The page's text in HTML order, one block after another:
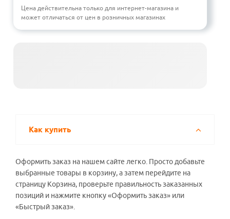
Цена действительна только для интернет-магазина и
может отличаться от цен в розничных магазинах
Как купить
Оформить заказ на нашем сайте легко. Просто добавьте
выбранные товары в корзину, а затем перейдите на
страницу Корзина, проверьте правильность заказанных
позиций и нажмите кнопку «Оформить заказ» или
«Быстрый заказ».